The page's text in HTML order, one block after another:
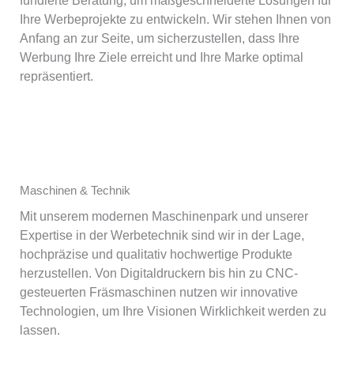
Ihre Werbeprojekte zu entwickeln. Wir stehen Ihnen von
Anfang an zur Seite, um sicherzustellen, dass Ihre
Werbung Ihre Ziele erreicht und Ihre Marke optimal
repräsentiert.
Maschinen & Technik
Mit unserem modernen Maschinenpark und unserer
Expertise in der Werbetechnik sind wir in der Lage,
hochpräzise und qualitativ hochwertige Produkte
herzustellen. Von Digitaldruckern bis hin zu CNC-
gesteuerten Fräsmaschinen nutzen wir innovative
Technologien, um Ihre Visionen Wirklichkeit werden zu
lassen.